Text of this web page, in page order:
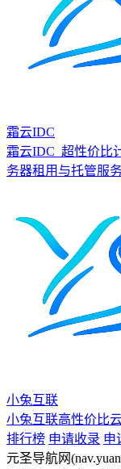
霜云IDC
霜云IDC_超性价比
务器租用与托管服
小兔互联
小兔互联高性价比
排行榜 申请收录 申
元圣导航网